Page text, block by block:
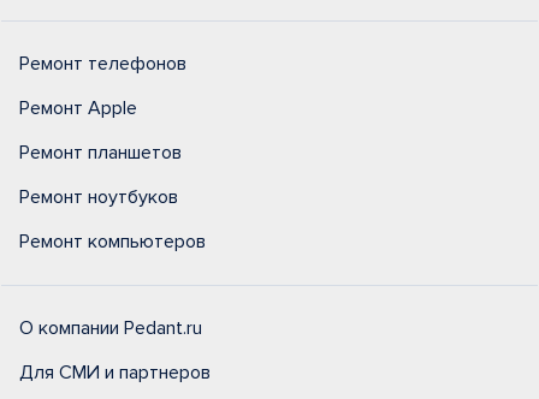
Ремонт телефонов
Ремонт Apple
Ремонт планшетов
Ремонт ноутбуков
Ремонт компьютеров
О компании Pedant.ru
Для СМИ и партнеров